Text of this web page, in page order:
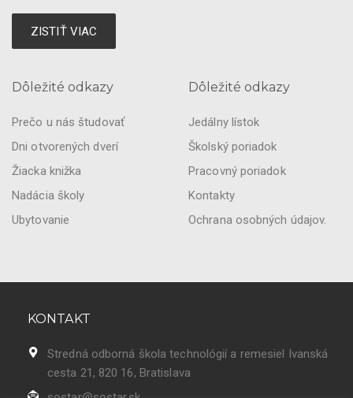
ZISTIŤ VIAC
Dôležité odkazy
Prečo u nás študovať
Dni otvorených dverí
Žiacka knižka
Nadácia školy
Ubytovanie
Dôležité odkazy
Jedálny lístok
Školský poriadok
Pracovný poriadok
Kontakty
Ochrana osobných údajov.
KONTAKT
Stredná odborná škola technológií a remesiel Ivanská
cesta 21, 820 16, Bratislava